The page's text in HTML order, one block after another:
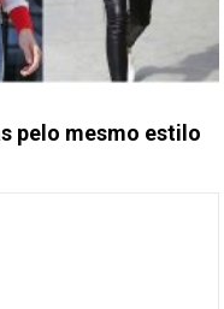
pelo mesmo estilo